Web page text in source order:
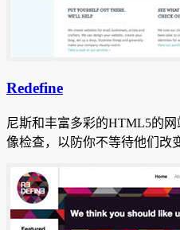
Redefine
尼斯和丰富多彩的HTML5的网
像检查，以防你不等待他们改